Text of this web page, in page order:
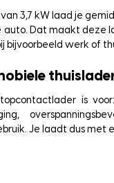
3,7 kW laad je
auto. Dat maakt deze
bijvoorbeeld werk of
is
Je laadt dus met